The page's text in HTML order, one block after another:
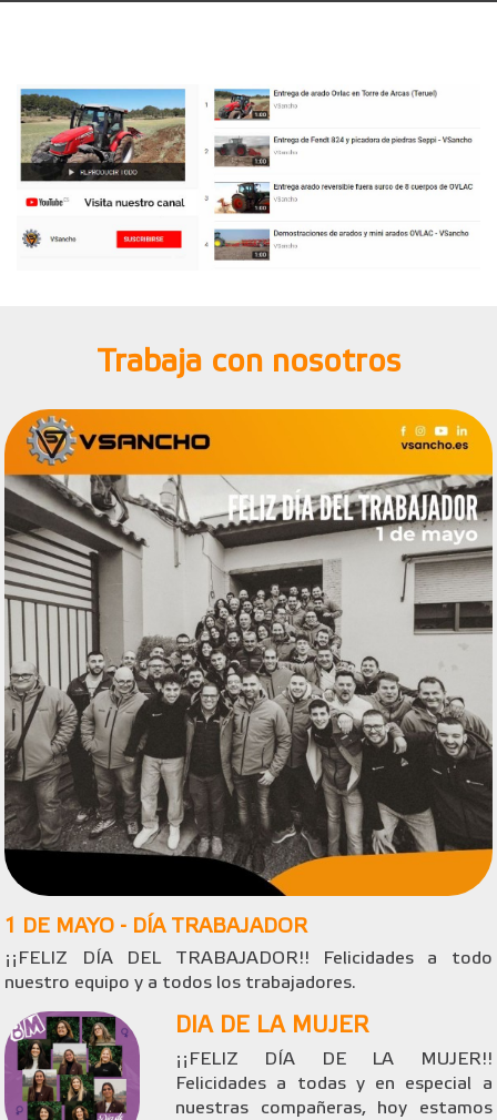
Trabaja con nosotros
1 DE MAYO - DÍA TRABAJADOR
¡¡FELIZ DÍA DEL TRABAJADOR!! Felicidades a todo
nuestro equipo y a todos los trabajadores.
DIA DE LA MUJER
¡¡FELIZ DÍA DE LA MUJER!!
Felicidades a todas y en especial a
nuestras compañeras, hoy estamos